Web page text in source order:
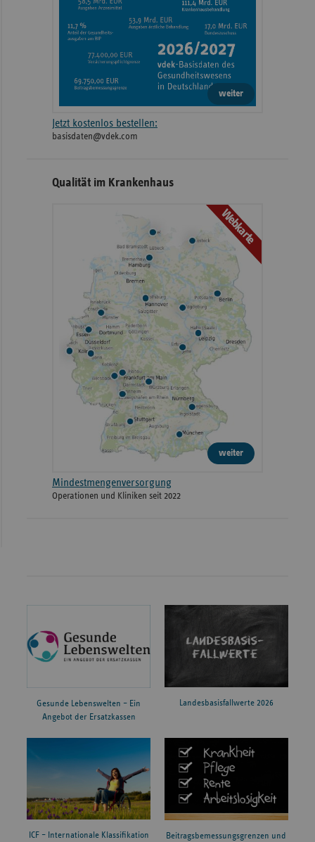
weiter
Jetzt kostenlos bestellen:
basisdaten@vdek.com
Qualität im Krankenhaus
Webkarte
weiter
Mindestmengenversorgung
Operationen und Kliniken seit 2022
Gesunde Lebenswelten – Ein
Angebot der Ersatzkassen
Landesbasisfallwerte 2026
ICF – Internationale Klassifikation
Beitragsbemessungsgrenzen und